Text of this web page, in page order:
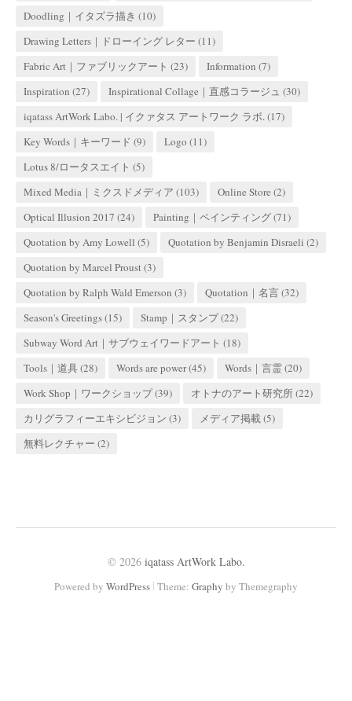
Doodling｜イタズラ描き (10)
Drawing Letters｜ドローイング レター (11)
Fabric Art｜ファブリックアート (23) Information (7)
Inspiration (27) Inspirational Collage｜直感コラージュ (30)
iqatass ArtWork Labo. | イクァタス アートワーク ラボ.(17)
Key Words｜キーワード (9) Logo (11)
Lotus 8/ロータスエイト (5)
Mixed Media｜ミクスドメディア (103) Online Store (2)
Optical Illusion 2017 (24) Painting｜ペインティング(71)
Quotation by Amy Lowell (5) Quotation by Benjamin Disraeli (2)
Quotation by Marcel Proust(3)
Quotation by Ralph Wald Emerson (3) Quotation｜名言(32)
Season's Greetings(15) Stamp｜スタンプ(22)
Subway Word Art｜サブウェイワードアート (18)
Tools｜道具(28) Words are power(45) Words｜言霊(20)
Work Shop｜ワークショップ(39) オトナのアート研究所(22)
カリグラフィーエキシビジョン (3) メディア掲載(5)
無料レクチャー (2)
© 2026 iqatass ArtWork Labo.
Powered by WordPress | Theme: Graphy by Themegraphy